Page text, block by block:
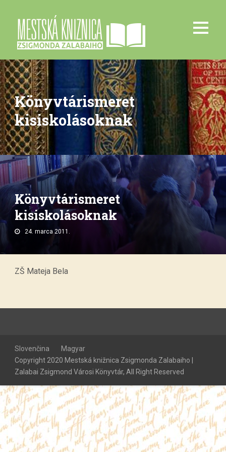
Könyvtárismeret
kisiskolásoknak
Könyvtárismeret
kisiskolásoknak
24. marca 2011.
ZŠ Mateja Bela
Slovenčina
Magyar
Copyright 2020 Mestská knižnica Zsigmonda Zalabaiho |
Zalabai Zsigmond Városi Könyvtár, All Right Reserved